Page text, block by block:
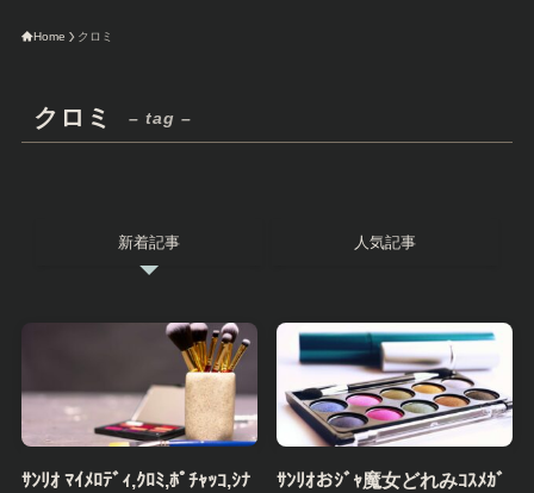
Home クロミ
クロミ – tag –
新着記事 人気記事
ｻﾝﾘｵ ﾏｲﾒﾛﾃﾞｨ,ｸﾛﾐ,ﾎﾟﾁｬｯｺ,ｼﾅ
ｻﾝﾘｵおｼﾞｬ魔女どれみｺｽﾒｶﾞ